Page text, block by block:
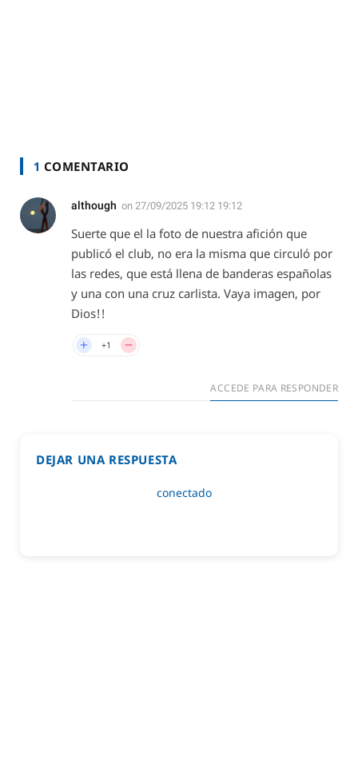
1 COMENTARIO
although on 27/09/2025 19:12 19:12
Suerte que el la foto de nuestra afición que
publicó el club, no era la misma que circuló por
las redes, que está llena de banderas españolas
y una con una cruz carlista. Vaya imagen, por
Dios!!
+1
ACCEDE PARA RESPONDER
DEJAR UNA RESPUESTA
conectado